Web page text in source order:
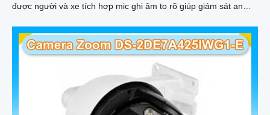
được người và xe tích hợp mic ghi âm to rõ giúp giám sát an